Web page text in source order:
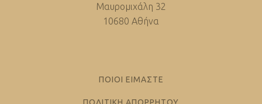
Μαυρομιχάλη 32
10680 Αθήνα
ΠΟΙΟΙ ΕΙΜΑΣΤΕ
ΠΟΛΙΤΙΚΗ ΑΠΟΡΡΗΤΟΥ